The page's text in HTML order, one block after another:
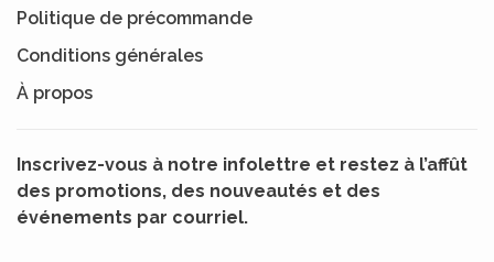
Politique de précommande
Conditions générales
À propos
Inscrivez-vous à notre infolettre et restez à l’affût
des promotions, des nouveautés et des
événements par courriel.